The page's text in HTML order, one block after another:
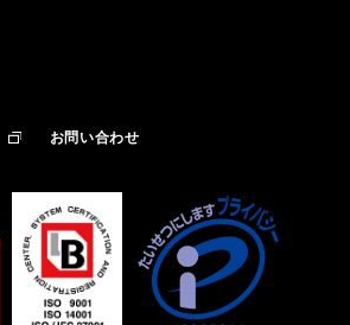
お問い合わせ